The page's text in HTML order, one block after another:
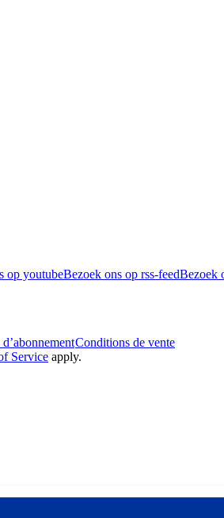
op youtubeBezoek ons op rss-feedBezoek
Conditions de vente
Service apply.